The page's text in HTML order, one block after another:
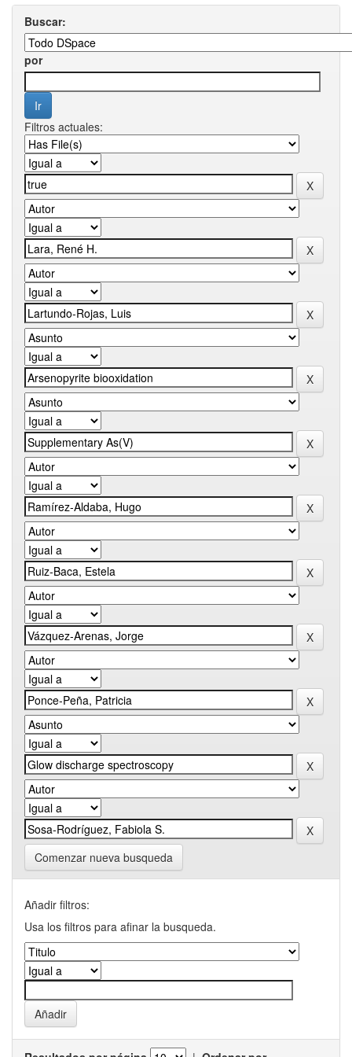
Buscar:
por
Filtros actuales:
Comenzar nueva busqueda
Añadir filtros:
Usa los filtros para afinar la busqueda.